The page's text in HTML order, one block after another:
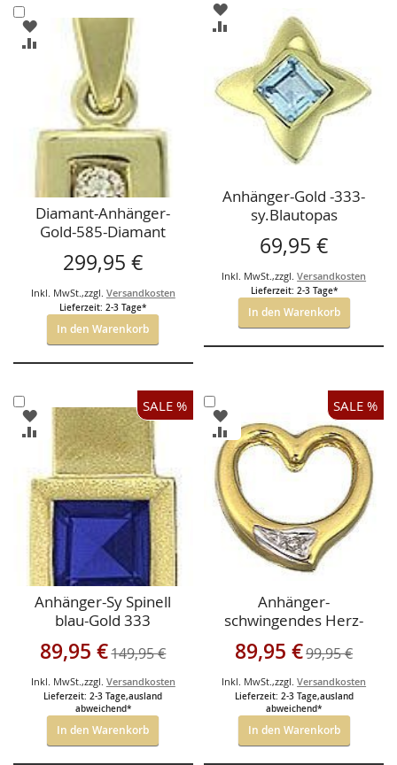
den
Warenkorb
ZUR
WUNSCHLISTE
HINZUFÜGEN
ZUR
VERGLEICHSLISTE
HINZUFÜGEN
Diamant-Anhänger-
Gold-585-Diamant
299,95 €
Inkl. MwSt. ,zzgl. Versandkosten
Lieferzeit: 2-3 Tage*
In den Warenkorb
ZUR
WUNSCHLISTE
HINZUFÜGEN
ZUR
VERGLEICHSLISTE
HINZUFÜGEN
Anhänger-Gold -333-
sy.Blautopas
69,95 €
Inkl. MwSt.,zzgl.Versandkosten
Lieferzeit: 2-3 Tage*
In den Warenkorb
SALE %
den
Warenkorb
ZUR
WUNSCHLISTE
HINZUFÜGEN
ZUR
VERGLEICHSLISTE
HINZUFÜGEN
Anhänger-Sy Spinell
blau-Gold 333
Sonderangebot
89,95 €149,95 €
Inkl. MwSt.,zzgl. Versandkosten
Lieferzeit: 2-3 Tage,ausland
abweichend*
In den Warenkorb
SALE %
den
Warenkorb
ZUR
WUNSCHLISTE
HINZUFÜGEN
ZUR
VERGLEICHSLISTE
HINZUFÜGEN
Anhänger-
schwingendes Herz-
Zirkonia-Gold 333
Sonderangebot
89,95 €99,95 €
Inkl. MwSt.,zzgl.Versandkosten
Lieferzeit: 2-3 Tage,ausland
abweichend*
In den Warenkorb